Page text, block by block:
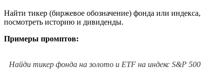
Найти тикер (биржевое обозначение) фонда или индекса,
посмотреть историю и дивиденды.
Примеры промптов:
Найди тикер фонда на золото и ETF на индекс S&P 500